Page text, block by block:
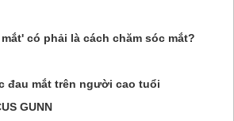
có phải là cách chăm sóc mắt?
đau mắt trên người cao tuổi
GUNN